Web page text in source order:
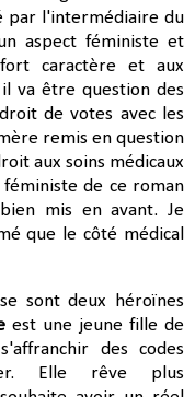
par l'intermédiaire du
aspect féministe et
caractère et aux
va être question des
de votes avec les
remis en question
aux soins médicaux
féministe de ce roman
mis en avant. Je
que le côté médical
sont deux héroïnes
est une jeune fille de
des codes
Elle rêve plus